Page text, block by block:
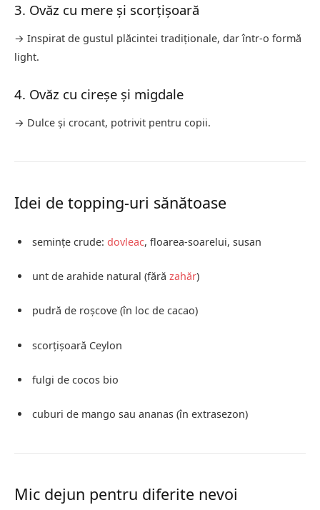
3. Ovăz cu mere și scorțișoară
→ Inspirat de gustul plăcintei tradiționale, dar într-o formă
light.
4. Ovăz cu cireșe și migdale
→ Dulce și crocant, potrivit pentru copii.
Idei de topping-uri sănătoase
semințe crude: dovleac, floarea-soarelui, susan
unt de arahide natural (fără zahăr)
pudră de roșcove (în loc de cacao)
scorțișoară Ceylon
fulgi de cocos bio
cuburi de mango sau ananas (în extrasezon)
Mic dejun pentru diferite nevoi